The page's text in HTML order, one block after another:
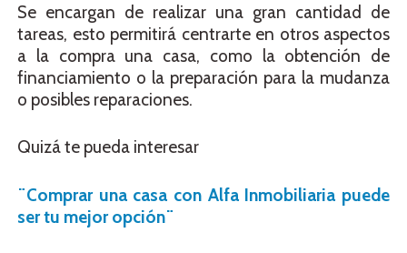
Se encargan de realizar una gran cantidad de
tareas, esto permitirá centrarte en otros aspectos
a la compra una casa, como la obtención de
financiamiento o la preparación para la mudanza
o posibles reparaciones.
Quizá te pueda interesar
¨Comprar una casa con Alfa Inmobiliaria puede
ser tu mejor opción¨